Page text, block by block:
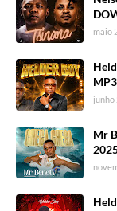
maio
junho
Mr